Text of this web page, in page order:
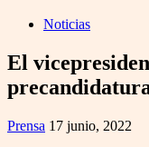
Noticias
El
Prensa 17 junio, 2022